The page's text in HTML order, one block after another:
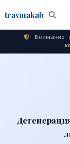
travmakab Поиск
Внимание: